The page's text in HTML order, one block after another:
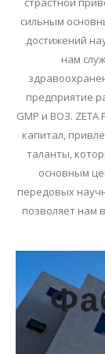
сильным
достижений
нам
предприятие
GMP и ВОЗ.
капитал,
таланты,
основным
передовых
позволяет нам